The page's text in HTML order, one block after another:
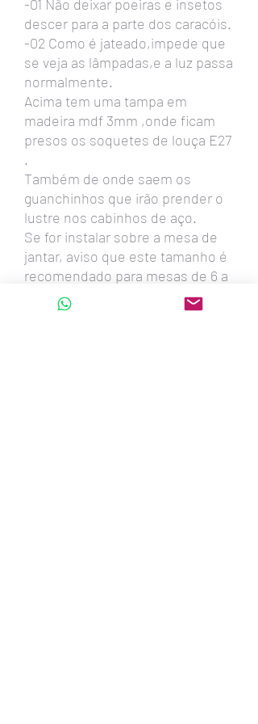
-01 Não deixar poeiras e insetos
descer para a parte dos caracóis.
-02 Como é jateado,impede que
se veja as lâmpadas,e a luz passa
normalmente.
Acima tem uma tampa em
madeira mdf 3mm ,onde ficam
presos os soquetes de louça E27
.
Também de onde saem os
guanchinhos que irão prender o
lustre nos cabinhos de aço.
Se for instalar sobre a mesa de
jantar, aviso que este tamanho é
recomendado para mesas de 6 a
8 lugares.
Fazemos este lustre em todas